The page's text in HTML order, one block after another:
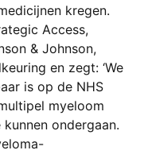
kregen.
Access,
& Johnson,
en zegt: ‘We
is op de NHS
myeloom
ondergaan.